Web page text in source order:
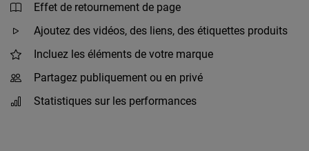
Effet de retournement de page
Ajoutez des vidéos, des liens, des étiquettes produits
Incluez les éléments de votre marque
Partagez publiquement ou en privé
Statistiques sur les performances